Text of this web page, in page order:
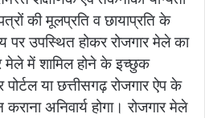
की मूलप्रति व छायाप्रति के
पर उपस्थित होकर रोजगार मेले का
मेले में शामिल होने के इच्छुक
या छत्तीसगढ़ रोजगार ऐप के
अनिवार्य होगा। रोजगार मेले